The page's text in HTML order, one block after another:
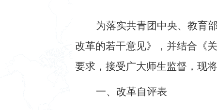
为落实共青团中央、教育
改革的若干意见》，并结合《
要求，接受广大师生监督，现
一、改革自评表